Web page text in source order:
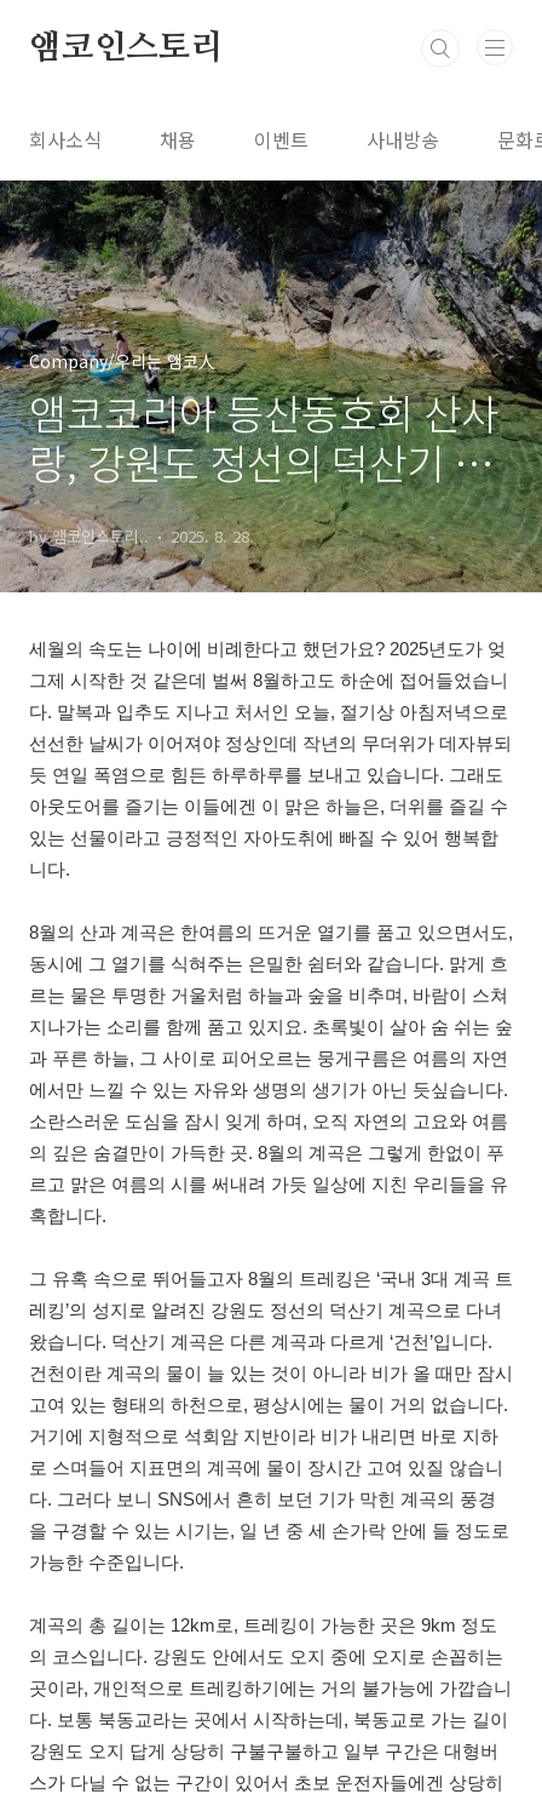
앰코인스토리
회사소식 채용 이벤트 사내방송 문화
Company/우리는 앰코人
앰코코리아 등산동호회 산사
랑, 강원도 정선의 덕산기 계
곡 트레킹!
by 앰코인스토리.. 2025. 8. 28.
세월의 속도는 나이에 비례한다고 했던가요? 2025년도가 엊
그제 시작한 것 같은데 벌써 8월하고도 하순에 접어들었습니
다. 말복과 입추도 지나고 처서인 오늘, 절기상 아침저녁으로
선선한 날씨가 이어져야 정상인데 작년의 무더위가 데자뷰되
듯 연일 폭염으로 힘든 하루하루를 보내고 있습니다. 그래도
아웃도어를 즐기는 이들에겐 이 맑은 하늘은, 더위를 즐길 수
있는 선물이라고 긍정적인 자아도취에 빠질 수 있어 행복합
니다.
8월의 산과 계곡은 한여름의 뜨거운 열기를 품고 있으면서도,
동시에 그 열기를 식혀주는 은밀한 쉼터와 같습니다. 맑게 흐
르는 물은 투명한 거울처럼 하늘과 숲을 비추며, 바람이 스쳐
지나가는 소리를 함께 품고 있지요. 초록빛이 살아 숨 쉬는 숲
과 푸른 하늘, 그 사이로 피어오르는 뭉게구름은 여름의 자연
에서만 느낄 수 있는 자유와 생명의 생기가 아닌 듯싶습니다.
소란스러운 도심을 잠시 잊게 하며, 오직 자연의 고요와 여름
의 깊은 숨결만이 가득한 곳. 8월의 계곡은 그렇게 한없이 푸
르고 맑은 여름의 시를 써내려 가듯 일상에 지친 우리들을 유
혹합니다.
그 유혹 속으로 뛰어들고자 8월의 트레킹은 ‘국내 3대 계곡 트
레킹’의 성지로 알려진 강원도 정선의 덕산기 계곡으로 다녀
왔습니다. 덕산기 계곡은 다른 계곡과 다르게 ‘건천’입니다.
건천이란 계곡의 물이 늘 있는 것이 아니라 비가 올 때만 잠시
고여 있는 형태의 하천으로, 평상시에는 물이 거의 없습니다.
거기에 지형적으로 석회암 지반이라 비가 내리면 바로 지하
로 스며들어 지표면의 계곡에 물이 장시간 고여 있질 않습니
다. 그러다 보니 SNS에서 흔히 보던 기가 막힌 계곡의 풍경
을 구경할 수 있는 시기는, 일 년 중 세 손가락 안에 들 정도로
가능한 수준입니다.
계곡의 총 길이는 12km로, 트레킹이 가능한 곳은 9km 정도
의 코스입니다. 강원도 안에서도 오지 중에 오지로 손꼽히는
곳이라, 개인적으로 트레킹하기에는 거의 불가능에 가깝습니
다. 보통 북동교라는 곳에서 시작하는데, 북동교로 가는 길이
강원도 오지 답게 상당히 구불구불하고 일부 구간은 대형버
스가 다닐 수 없는 구간이 있어서 초보 운전자들에겐 상당히